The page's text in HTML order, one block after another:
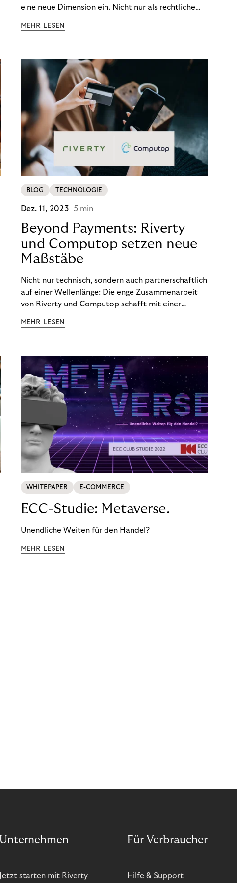
eine neue Dimension ein. Nicht nur als rechtliche
Wettbewerbsvorteil. In einem Umfeld steigender
(DSGVO) – geraten viele Unternehmen an die
Grenzen traditioneller Compliance-Mechanismen.
MEHR LESEN
BLOG TECHNOLOGIE
Dez. 11, 2023 5 min
Beyond Payments: Riverty
und Computop setzen neue
Maßstäbe
Nicht nur technisch, sondern auch partnerschaftlich
auf einer Wellenlänge: Die enge Zusammenarbeit
von Riverty und Computop schafft mit einer
Zahlungsabwicklung echte Mehrwerte für Händler.
MEHR LESEN
WHITEPAPER E-COMMERCE
ECC-Studie: Metaverse.
Unendliche Weiten für den Handel?
MEHR LESEN
Unternehmen
Jetzt starten mit Riverty
Für Verbraucher
Hilfe & Support